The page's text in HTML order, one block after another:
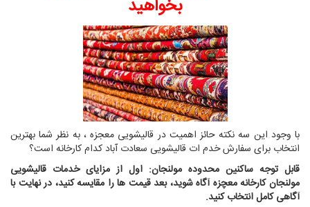
بخواهید
با وجود این سه نکته حائز اهمیت در قالیشویی معجزه ، به نظر شما بهترین
انتخاب برای سفارش خدم ات قالیشویی سعادت آباد کدام کارخانه است؟
قابل توجه ساکنین محدوده مولنجان: اول از مزایای خدمات قالیشویی
مولنجان کارخانه معچزه آگاه شوید، بعد قیمت ها را مقایسه کنید، در نهایت با
آگاهی کامل انتخاب کنید.